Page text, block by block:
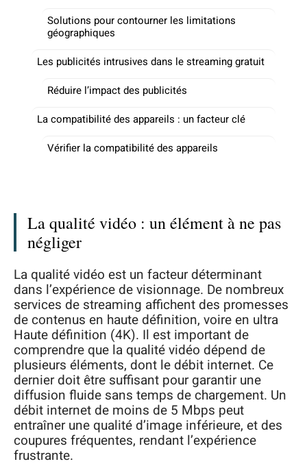
Solutions pour contourner les limitations
géographiques
Les publicités intrusives dans le streaming gratuit
Réduire l’impact des publicités
La compatibilité des appareils : un facteur clé
Vérifier la compatibilité des appareils
La qualité vidéo : un élément à ne pas
négliger
La qualité vidéo est un facteur déterminant
dans l’expérience de visionnage. De nombreux
services de streaming affichent des promesses
de contenus en haute définition, voire en ultra
Haute définition (4K). Il est important de
comprendre que la qualité vidéo dépend de
plusieurs éléments, dont le débit internet. Ce
dernier doit être suffisant pour garantir une
diffusion fluide sans temps de chargement. Un
débit internet de moins de 5 Mbps peut
entraîner une qualité d’image inférieure, et des
coupures fréquentes, rendant l’expérience
frustrante.